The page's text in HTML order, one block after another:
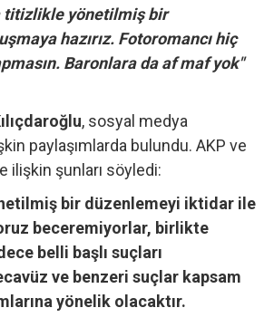
titizlikle yönetilmiş bir
hazırız. Fotoromancı hiç
Baronlara da af maf yok"
, sosyal medya
paylaşımlarda bulundu. AKP ve
ilişkin şunları söyledi:
bir düzenlemeyi iktidar ile
beceremiyorlar, birlikte
belli başlı suçları
ve benzeri suçlar kapsam
yönelik olacaktır.